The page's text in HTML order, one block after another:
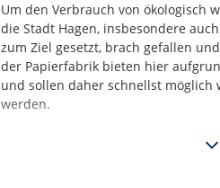
Um den Verbrauch von ökologisch
die Stadt Hagen, insbesondere
zum Ziel gesetzt, brach gefallen
der Papierfabrik bieten hier
und sollen daher schnellst
werden.
gemeinsam im Bebauungsplan Nr.